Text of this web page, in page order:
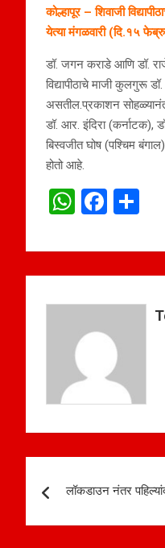
कोल्हापूर – शिवाजी
येत्या मंगळवारी (दि.१५
डॉ. जगन कराडे आणि डॉ.
विद्यापीठाचे माजी कुलगुरू
असतील.प्रकाशन
डॉ. आर. इंदिरा (कर्नाटक),
बिस्वजीत घोष (पश्चिम
होतो आहे.
W
at
s
A
p
p
F
ce
b
o
o
k
ar
e
navigation
लॉकडाउन नंतर